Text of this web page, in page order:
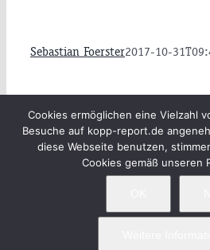
Sebastian Foerster2017-10-
Beiträge Archiv
Newsletter
Kopp Verlag
Cookies ermöglichen eine Vielzahl
Besuche auf kopp-report.de
diese Webseite benutzen,
Cookies gemäß unseren